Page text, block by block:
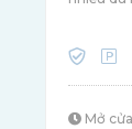
Mở